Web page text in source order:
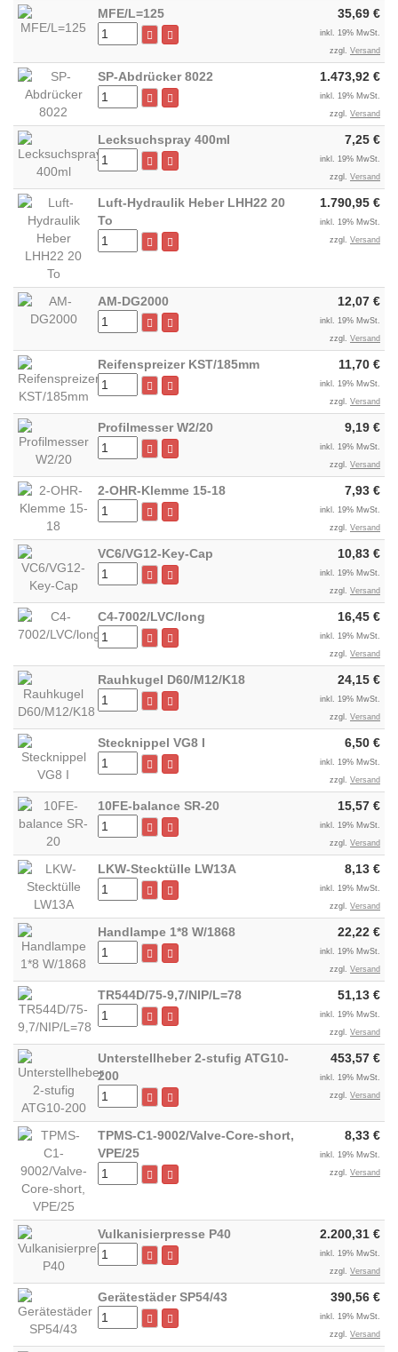
MFE/L=125 35,69 €
inkl. 19% MwSt.
zzgl. Versand
SP-Abdrücker 8022 1.473,92 €
inkl. 19% MwSt.
zzgl. Versand
Lecksuchspray 400ml 7,25 €
inkl. 19% MwSt.
zzgl. Versand
Luft-Hydraulik Heber LHH22 20
To
1.790,95 €
inkl. 19% MwSt.
zzgl. Versand
AM-DG2000 12,07 €
inkl. 19% MwSt.
zzgl. Versand
Reifenspreizer KST/185mm 11,70 €
inkl. 19% MwSt.
zzgl. Versand
Profilmesser W2/20 9,19 €
inkl. 19% MwSt.
zzgl. Versand
2-OHR-Klemme 15-18 7,93 €
inkl. 19% MwSt.
zzgl. Versand
VC6/VG12-Key-Cap 10,83 €
inkl. 19% MwSt.
zzgl. Versand
C4-7002/LVC/long 16,45 €
inkl. 19% MwSt.
zzgl. Versand
Rauhkugel D60/M12/K18 24,15 €
inkl. 19% MwSt.
zzgl. Versand
Stecknippel VG8 I 6,50 €
inkl. 19% MwSt.
zzgl. Versand
10FE-balance SR-20 15,57 €
inkl. 19% MwSt.
zzgl. Versand
LKW-Stecktülle LW13A 8,13 €
inkl. 19% MwSt.
zzgl. Versand
Handlampe 1*8 W/1868 22,22 €
inkl. 19% MwSt.
zzgl. Versand
TR544D/75-9,7/NIP/L=78 51,13 €
inkl. 19% MwSt.
zzgl. Versand
Unterstellheber 2-stufig ATG10-
200
453,57 €
inkl. 19% MwSt.
zzgl. Versand
TPMS-C1-9002/Valve-Core-short,
VPE/25
8,33 €
inkl. 19% MwSt.
zzgl. Versand
Vulkanisierpresse P40 2.200,31 €
inkl. 19% MwSt.
zzgl. Versand
Gerätestäder SP54/43 390,56 €
inkl. 19% MwSt.
zzgl. Versand